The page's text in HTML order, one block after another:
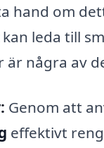
hand om
leda till
några av
Genom att
effektivt